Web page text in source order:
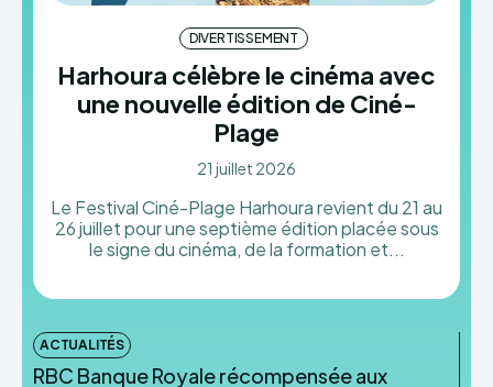
High-Tech
Divertissement
Sports
High-Tech
Divertissement
Sports
DIVERTISSEMENT
Harhoura célèbre le cinéma avec
une nouvelle édition de Ciné-
Plage
21 juillet 2026
Le Festival Ciné-Plage Harhoura revient du 21 au
26 juillet pour une septième édition placée sous
le signe du cinéma, de la formation et...
ACTUALITÉS
RBC Banque Royale récompensée aux